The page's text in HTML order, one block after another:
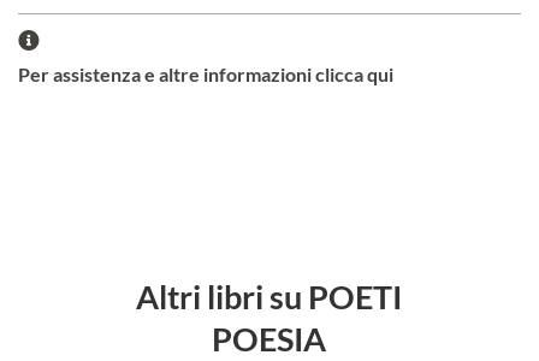
Per assistenza e altre informazioni clicca qui
Altri libri su POETI
POESIA